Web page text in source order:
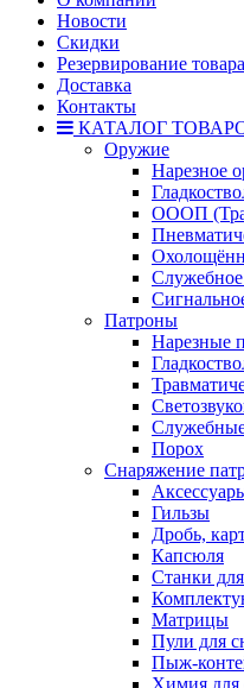
Новости
Скидки
Резервирование товара
Доставка
Контакты
КАТАЛОГ
Оружие
Нарезное
ОООП
Патроны
Нарезные
Порох
Снаряжение
Гильзы
Дробь,
Капсюля
Станки
Матрицы
Пули для
Пыж-
Химия для